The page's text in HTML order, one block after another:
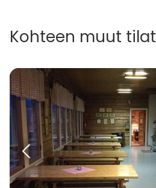
Kohteen muut tilat